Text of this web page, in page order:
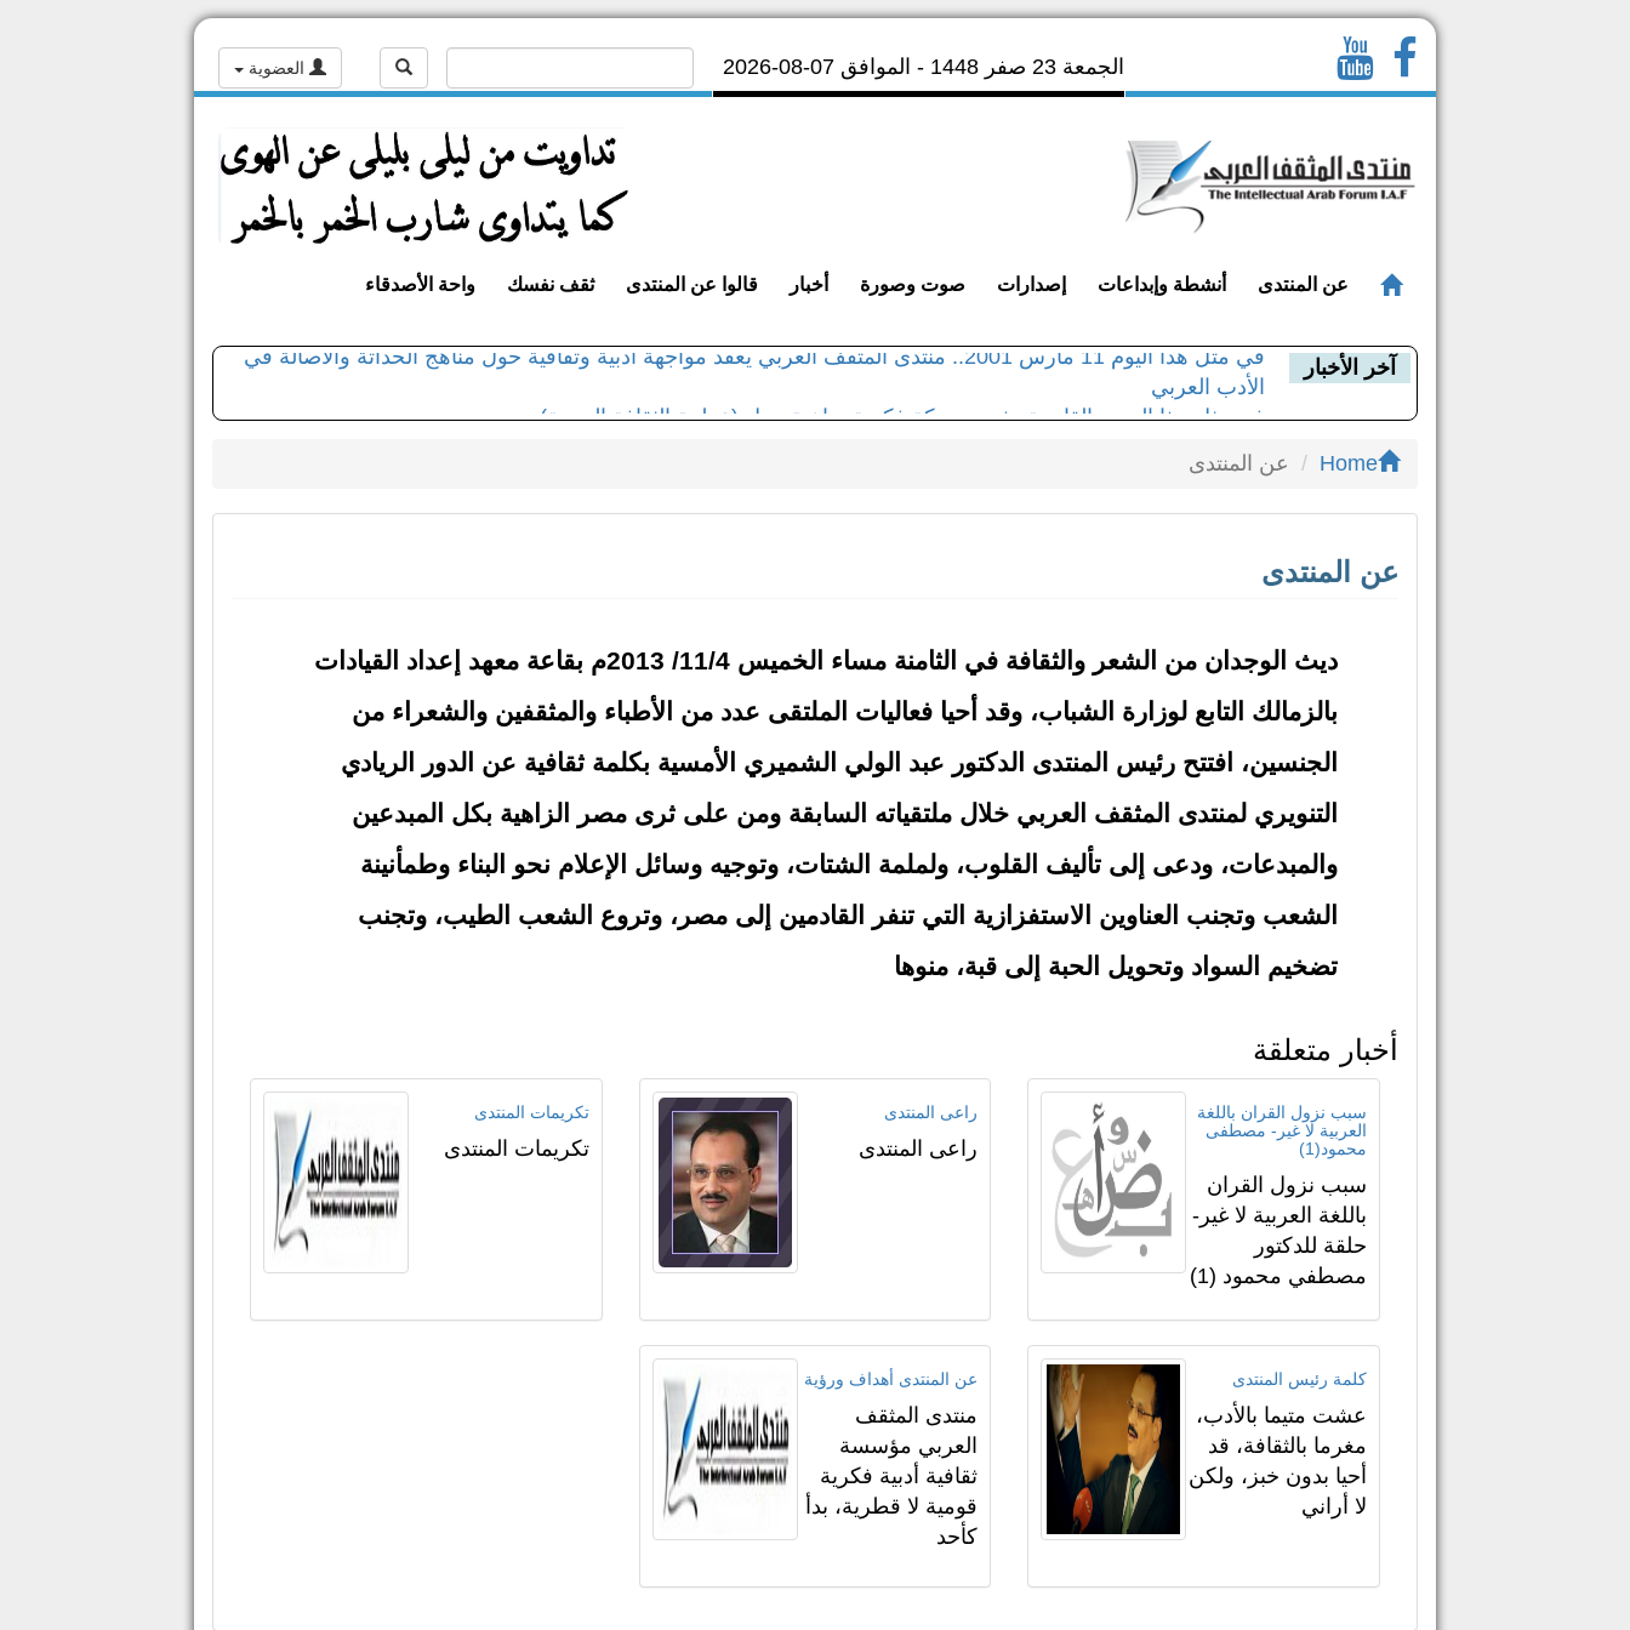
الجمعة 23 صفر 1448 - الموافق 07-08-2026 العضوية
عن المنتدى أنشطة وإبداعات إصدارات صوت وصورة أخبار قالوا عن المنتدى ثقف نفسك واحة الأصدقاء
آخر الأخبار
الأدب العربي
في مثل هذا اليوم.. القاهرة تشهد معركة فكرية ساخنة حول (عولمة الثقافة العربية)
الجديدة
الأدب العربي
Home عن المنتدى
عن المنتدى
ديث الوجدان من الشعر والثقافة في الثامنة مساء الخميس 11/4/ 2013م بقاعة معهد إعداد القيادات
بالزمالك التابع لوزارة الشباب، وقد أحيا فعاليات الملتقى عدد من الأطباء والمثقفين والشعراء من
الجنسين، افتتح رئيس المنتدى الدكتور عبد الولي الشميري الأمسية بكلمة ثقافية عن الدور الريادي
التنويري لمنتدى المثقف العربي خلال ملتقياته السابقة ومن على ثرى مصر الزاهية بكل المبدعين
والمبدعات، ودعى إلى تأليف القلوب، ولملمة الشتات، وتوجيه وسائل الإعلام نحو البناء وطمأنينة
الشعب وتجنب العناوين الاستفزازية التي تنفر القادمين إلى مصر، وتروع الشعب الطيب، وتجنب
تضخيم السواد وتحويل الحبة إلى قبة، منوها
أخبار متعلقة
سبب نزول القران باللغة
العربية لا غير- مصطفى
محمود(1)
سبب نزول القران
باللغة العربية لا غير-
حلقة للدكتور
مصطفي محمود (1)
راعى المنتدى
راعى المنتدى
تكريمات المنتدى
تكريمات المنتدى
كلمة رئيس المنتدى
عشت متيما بالأدب،
مغرما بالثقافة، قد
أحيا بدون خبز، ولكن
لا أراني
عن المنتدى أهداف ورؤية
منتدى المثقف
العربي مؤسسة
ثقافية أدبية فكرية
قومية لا قطرية، بدأ
كأحد